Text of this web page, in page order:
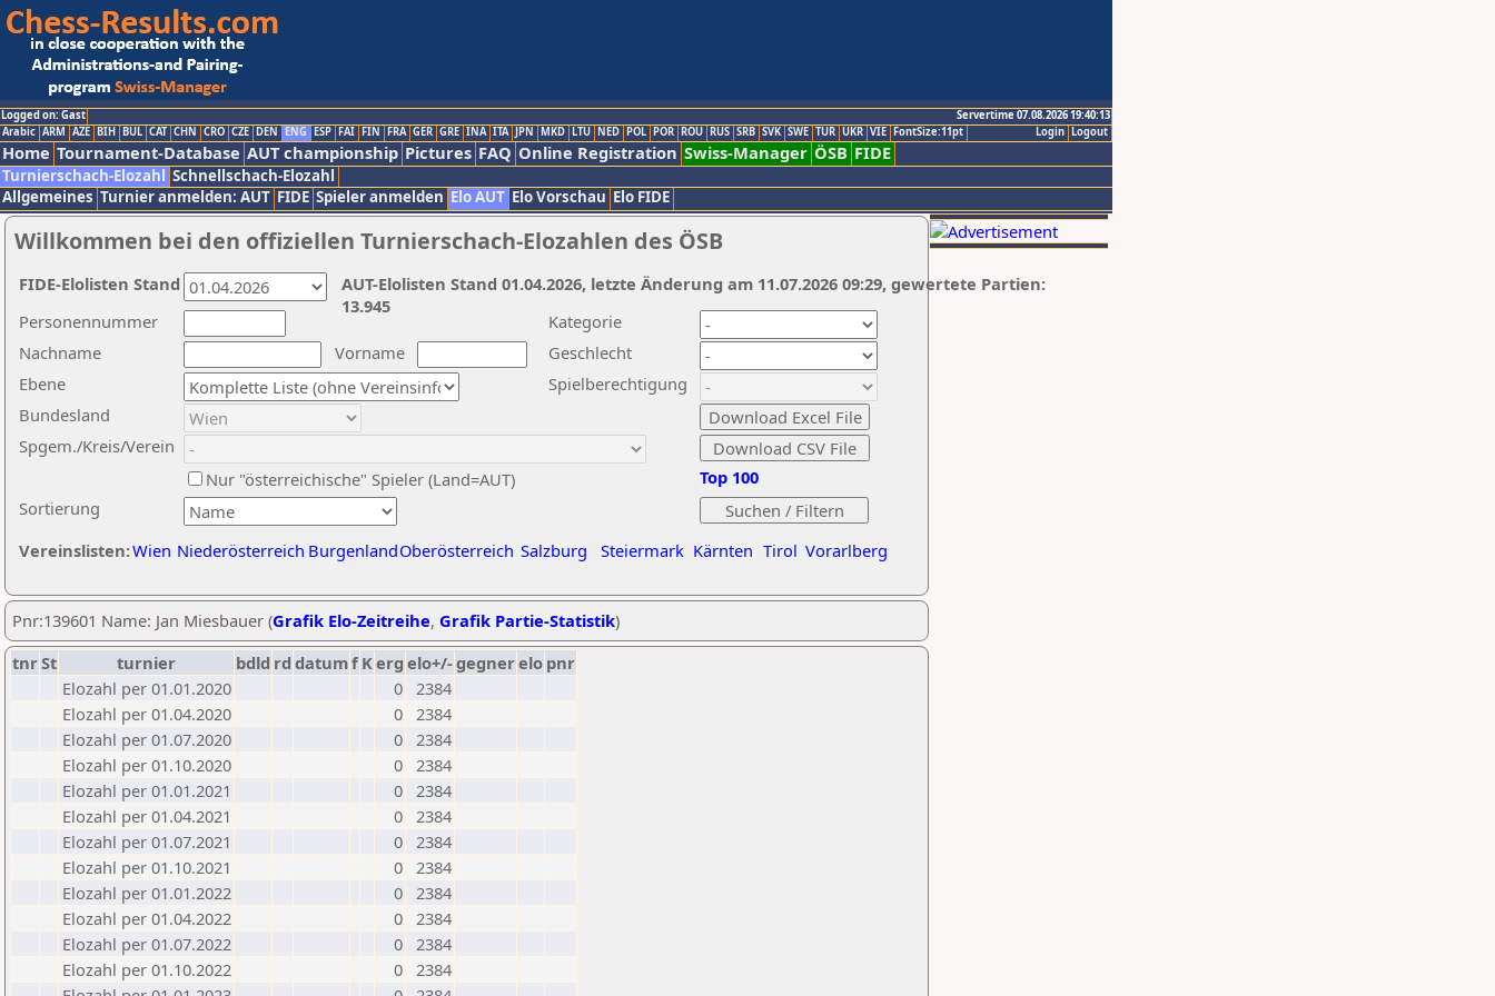
Logged on: Gast
Servertime 07.08.2026 19:40:13
Logout
Login
Arabic ARM AZE BIH BUL CAT CHN CRO CZE DEN ENG ESP FAI FIN FRA GER GRE INA ITA JPN MKD LTU NED POL POR ROU RUS SRB SVK SWE TUR UKR VIE FontSize:11pt
Home Tournament-Database AUT championship Pictures FAQ Online Registration Swiss-Manager ÖSB FIDE
Turnierschach-Elozahl Schnellschach-Elozahl
Allgemeines Turnier anmelden: AUT FIDE Spieler anmelden Elo AUT Elo Vorschau Elo FIDE
Willkommen bei den offiziellen Turnierschach-Elozahlen des ÖSB
Nachname
Vorname
Ebene
Kategorie
Sortierung
Personennummer
Bundesland
Spgem./Kreis/Verein
Geschlecht
Nur "österreichische" Spieler (Land=AUT)
Spielberechtigung
Vereinslisten:Wien Niederösterreich BurgenlandOberösterreich Salzburg Steiermark Kärnten Tirol Vorarlberg
Top 100
AUT-Elolisten Stand 01.04.2026, letzte Änderung am 11.07.2026 09:29, gewertete Partien:
13.945
FIDE-Elolisten Stand
Pnr:139601 Name: Jan Miesbauer (Grafik Elo-Zeitreihe, Grafik Partie-Statistik)
tnrSt turnier bdld rd datumf Kerg elo+/-gegnerelo pnr
Elozahl per 01.01.2020
0 2384
Elozahl per 01.04.2020
0 2384
Elozahl per 01.07.2020
0 2384
Elozahl per 01.10.2020
0 2384
Elozahl per 01.01.2021
0 2384
Elozahl per 01.04.2021
0 2384
Elozahl per 01.07.2021
0 2384
Elozahl per 01.10.2021
0 2384
Elozahl per 01.01.2022
0 2384
Elozahl per 01.04.2022
0 2384
Elozahl per 01.07.2022
0 2384
Elozahl per 01.10.2022
0 2384